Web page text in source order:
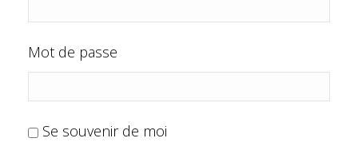
Mot de passe
Se souvenir de moi